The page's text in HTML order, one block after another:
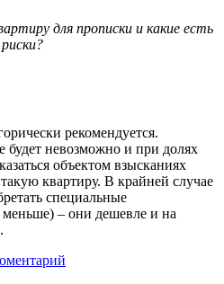
для прописки и какие есть
риски?
рекомендуется.
будет невозможно и при долях
объектом взысканиях
квартиру. В крайней случае
специальные
– они дешевле и на